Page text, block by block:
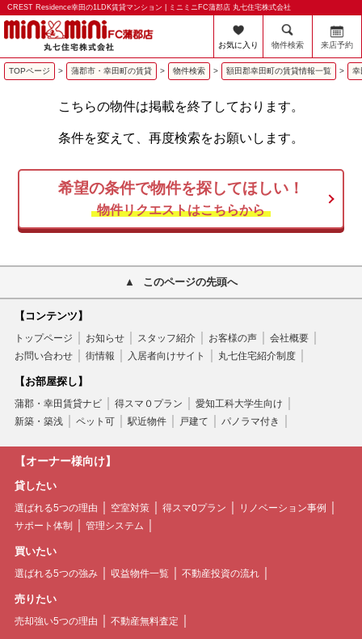
CREST Residence幸田の1LDK賃貸マンション | ミニミニFC蒲郡店 丸七住宅株式会社
お気に入り 物件検索 来店予約
TOPページ > 蒲郡市・幸田町の賃貸 > 物件検索 > 額田郡幸田町の賃貸情報一覧 > 幸
こちらの物件は掲載を終了しております。
条件を変えて、再度検索をお願いします。
希望の条件で物件を探してほしい！
物件リクエストはこちらから
このページの先頭へ
【コンテンツ】
トップページ お知らせ スタッフ紹介 お客様の声
会社概要
お問い合わせ
街情報 入居者向けサイト 丸七住宅紹介制度
【お部屋探し】
蒲郡・幸田賃貸ナビ 得スマ０プラン
愛知工科大学生向け
新築・築浅
ペット可 駅近物件 戸建て パノラマ付き
【オーナー様向け】
貸したい
選ばれる5つの理由 空室対策 得スマ0プラン
リノベーション事例
サポート体制
管理システム
買いたい
選ばれる5つの強み 収益物件一覧 不動産投資の流れ
売りたい
売却強い5つの理由 不動産無料査定